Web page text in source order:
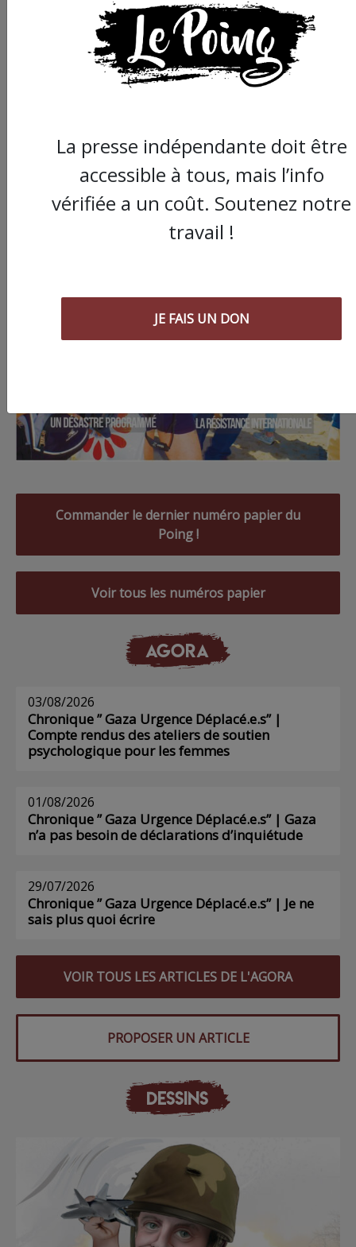
Commander le dernier numéro papier du
Poing !
Voir tous les numéros papier
AGORA
03/08/2026
Chronique ” Gaza Urgence Déplacé.e.s” |
Compte rendus des ateliers de soutien
psychologique pour les femmes
01/08/2026
Chronique ” Gaza Urgence Déplacé.e.s” | Gaza
n’a pas besoin de déclarations d’inquiétude
29/07/2026
Chronique ” Gaza Urgence Déplacé.e.s” | Je ne
sais plus quoi écrire
VOIR TOUS LES ARTICLES DE L'AGORA
PROPOSER UN ARTICLE
DESSINS
La presse indépendante doit être
accessible à tous, mais l’info
vérifiée a un coût. Soutenez notre
travail !
JE FAIS UN DON